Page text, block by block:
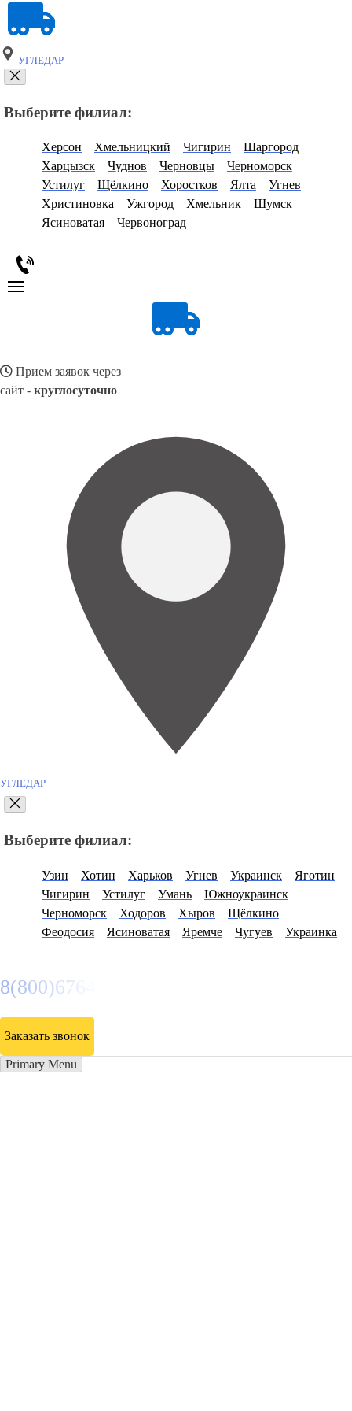
УГЛЕДАР
Выберите филиал:
Херсон Хмельницкий Чигирин
Шаргород
Харцызск
Чуднов Черновцы
Черноморск
Устилуг
Щёлкино Хоростков Ялта
Угнев
Христиновка
Ужгород Хмельник
Шумск
Ясиноватая
Червоноград
Прием заявок через
сайт - круглосуточно
УГЛЕДАР
Выберите филиал:
Узин Хотин Харьков Угнев Украинск
Яготин
Чигирин
Устилуг Умань
Южноукраинск
Черноморск
Ходоров Хыров
Щёлкино
Феодосия
Ясиноватая Яремче Чугуев Украинка
8(800)6764935
Заказать звонок
Primary Menu